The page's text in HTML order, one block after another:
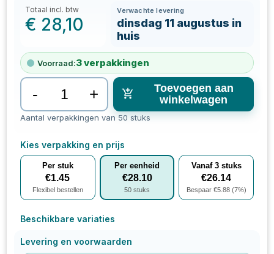
Totaal incl. btw
€ 28,10
Verwachte levering
dinsdag 11 augustus in
huis
Voorraad:3verpakkingen
- +
Toevoegen aan
winkelwagen
Aantal verpakkingen van 50 stuks
Kies verpakking en prijs
Per stuk
€1.45
Flexibel bestellen
Per eenheid
€28.10
50 stuks
Vanaf 3stuks
€26.14
Bespaar €5.88(7%)
Beschikbare variaties
Levering en voorwaarden